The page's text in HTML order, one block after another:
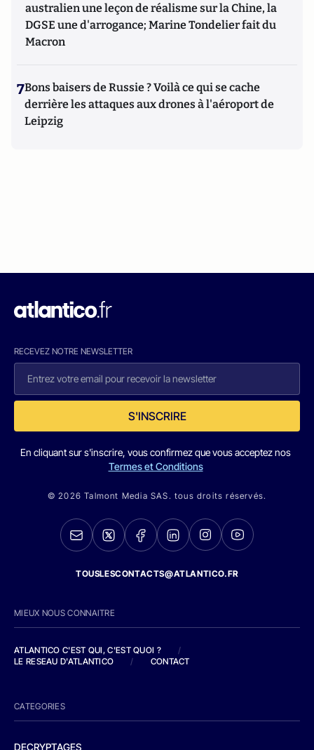
australien une leçon de réalisme sur la Chine, la
DGSE une d'arrogance; Marine Tondelier fait du
Macron
7Bons baisers de Russie ? Voilà ce qui se cache
derrière les attaques aux drones à l'aéroport de
Leipzig
RECEVEZ NOTRE NEWSLETTER
S'INSCRIRE
En cliquant sur s'inscrire, vous confirmez que vous acceptez nos
Termes et Conditions
© 2026 Talmont Media SAS. tous droits réservés.
TOUSLESCONTACTS@ATLANTICO.FR
MIEUX NOUS CONNAITRE
ATLANTICO C'EST QUI, C'EST QUOI ?
/
LE RESEAU D'ATLANTICO
/ CONTACT
CATEGORIES
DECRYPTAGES